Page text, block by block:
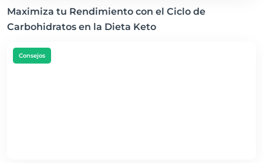
Maximiza tu Rendimiento con el Ciclo de
Carbohidratos en la Dieta Keto
Consejos